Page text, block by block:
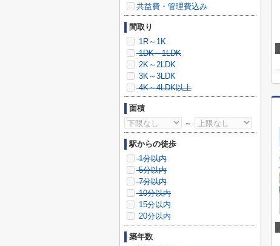
共益費・管理費込み
間取り
1R～1K
1DK～1LDK
2K～2LDK
3K～3LDK
4K～4LDK以上
面積
～
駅からの徒歩
1分以内
5分以内
7分以内
10分以内
15分以内
20分以内
築年数